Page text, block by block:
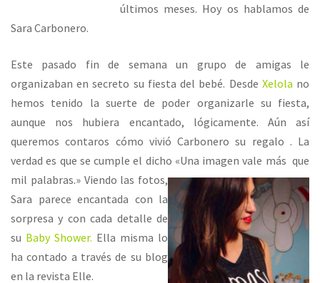
últimos meses. Hoy os hablamos de
Sara Carbonero.
Este pasado fin de semana un grupo de amigas le
organizaban en secreto su fiesta del bebé. Desde Xelola no
hemos tenido la suerte de poder organizarle su fiesta,
aunque nos hubiera encantado, lógicamente. Aún así
queremos contaros cómo vivió Carbonero su regalo . La
verdad es que se cumple el dicho «Una imagen vale más que
mil palabras.»Viendo las fotos,
Sara parece encantada con la
sorpresa y con cada detalle de
su Baby Shower. Ella misma lo
ha contado a través de su blog
en la revista Elle.